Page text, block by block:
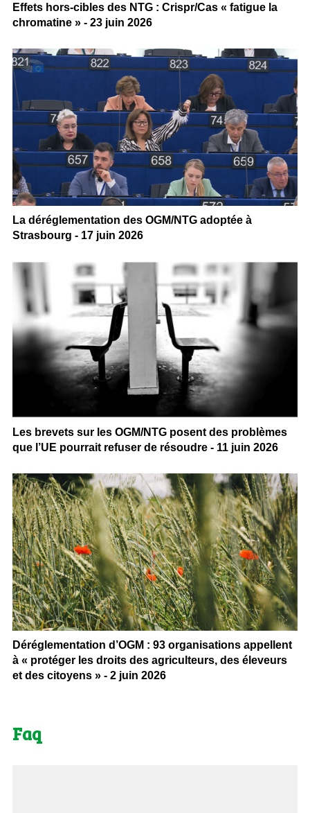
Effets hors-cibles des NTG : Crispr/Cas « fatigue la
chromatine » - 23 juin 2026
La déréglementation des OGM/NTG adoptée à
Strasbourg - 17 juin 2026
Les brevets sur les OGM/NTG posent des problèmes
que l’UE pourrait refuser de résoudre - 11 juin 2026
Déréglementation d’OGM : 93 organisations appellent
à « protéger les droits des agriculteurs, des éleveurs
et des citoyens » - 2 juin 2026
Faq